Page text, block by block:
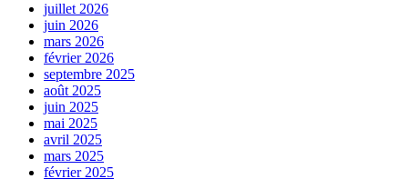
juillet 2026
juin 2026
mars 2026
février 2026
septembre 2025
août 2025
juin 2025
mai 2025
avril 2025
mars 2025
février 2025